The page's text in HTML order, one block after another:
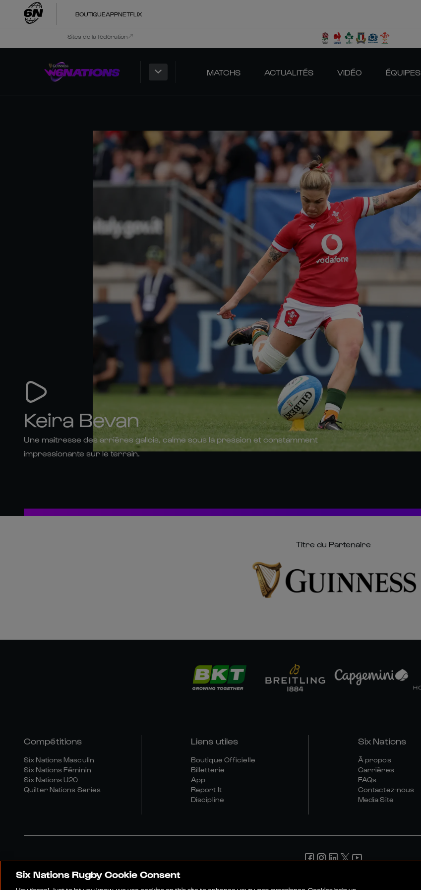
BOUTIQUEAPPNETFLIX
Sites de la fédération
MATCHS ACTUALITÉS VIDÉO ÉQUIPES
Keira Bevan
Une maitresse des arrières gallois, calme sous la pression et constamment
impressionante sur le terrain.
Titre du Partenaire
Compétitions
Six Nations Masculin
Six Nations Féminin
Six Nations U20
Quilter Nations Series
Liens utiles
Boutique Officielle
Billetterie
App
Report It
Discipline
Six Nations
À propos
Carrières
FAQs
Contactez-nous
Media Site
Six Nations Rugby Cookie Consent